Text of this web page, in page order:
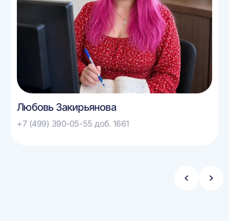
Любовь Закирьянова
+7 (499) 390-05-55 доб. 1661
Стрелка